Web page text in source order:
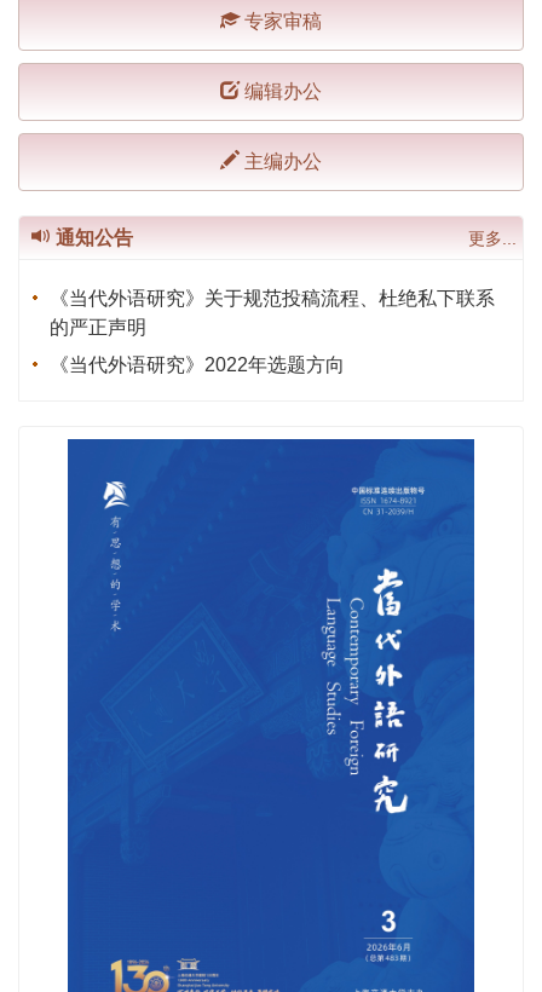
专家审稿
编辑办公
主编办公
通知公告 更多...
《当代外语研究》关于规范投稿流程、杜绝私下联系
的严正声明
《当代外语研究》2022年选题方向